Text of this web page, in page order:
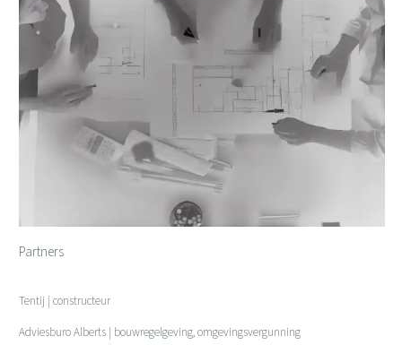
Partners
Tentij | constructeur
Adviesburo Alberts | bouwregelgeving, omgevingsvergunning